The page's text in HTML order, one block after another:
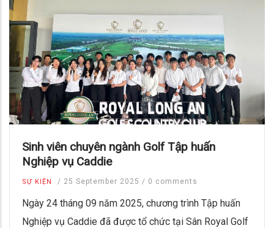
Sinh viên chuyên ngành Golf Tập huấn
Nghiệp vụ Caddie
SỰ KIỆN / 25 September 2025 / 0 comments
Ngày 24 tháng 09 năm 2025, chương trình Tập huấn
Nghiệp vụ Caddie đã được tổ chức tại Sân Royal Golf